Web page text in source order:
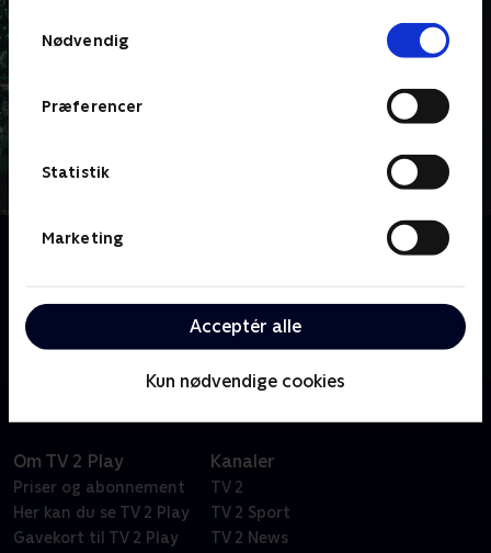
Nødvendig
Præferencer
Statistik
Marketing
Acceptér alle
Kun nødvendige cookies
Om FBI
tekniske ekspertise på vigtige sager for at holde New
York og resten af landet sikkert.
Om TV 2 Play
Priser og abonnement
Her kan du se TV 2 Play
Gavekort til TV 2 Play
Kanaler
TV 2
TV 2 Sport
TV 2 News